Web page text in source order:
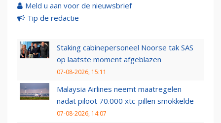
Meld u aan voor de nieuwsbrief
Tip de redactie
Staking cabinepersoneel Noorse tak SAS
op laatste moment afgeblazen
07-08-2026, 15:11
Malaysia Airlines neemt maatregelen
nadat piloot 70.000 xtc-pillen smokkelde
07-08-2026, 14:07